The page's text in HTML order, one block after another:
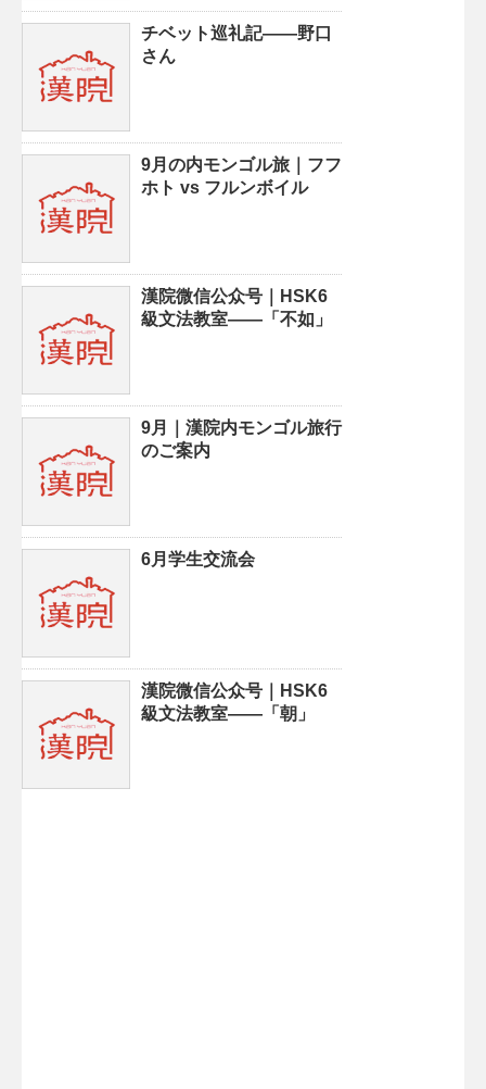
チベット巡礼記——野口
さん
9月の内モンゴル旅｜フフ
ホト vs フルンボイル
漢院微信公众号｜HSK6
級文法教室——「不如」
9月｜漢院内モンゴル旅行
のご案内
6月学生交流会
漢院微信公众号｜HSK6
級文法教室——「朝」